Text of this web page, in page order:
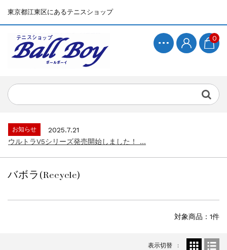
東京都江東区にあるテニスショップ
0
お知らせ
2025.7.15
お知らせ
2025.7.21
ウルトラV5シリーズ発売開始しました！ ...
お知らせ
2025.7.21
お知らせ
2025.7.15
バボラ(Recycle)
対象商品：1件
表示切替